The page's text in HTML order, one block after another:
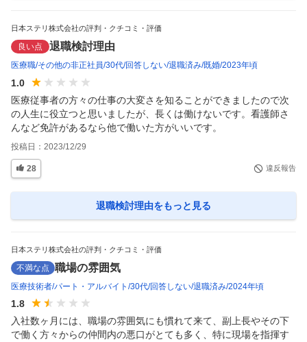
日本ステリ株式会社の評判・クチコミ・評価
良い点 退職検討理由
医療職 その他の非正社員 30代 回答しない 退職済み 既婚 2023年頃
1.0
医療従事者の方々の仕事の大変さを知ることができましたので次
の人生に役立つと思いましたが、長くは働けないです。看護師さ
んなど免許があるなら他で働いた方がいいです。
投稿日： 2023/12/29
28 違反報告
退職検討理由をもっと見る
日本ステリ株式会社の評判・クチコミ・評価
不満な点 職場の雰囲気
医療技術者 パート・アルバイト 30代 回答しない 退職済み 2024年頃
1.8
入社数ヶ月には、職場の雰囲気にも慣れて来て、副上長やその下
で働く方々からの仲間内の悪口がとても多く、特に現場を指揮す